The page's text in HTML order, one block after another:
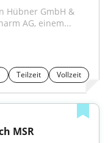
Hübner GmbH &
AG, einem...
Teilzeit Vollzeit
MSR